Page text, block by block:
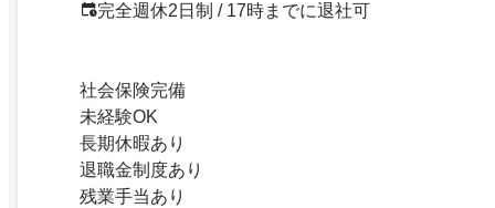
完全週休2日制 / 17時までに退社可
社会保険完備
未経験OK
長期休暇あり
退職金制度あり
残業手当あり